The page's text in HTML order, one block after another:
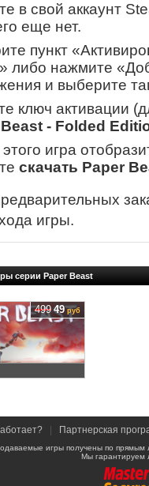
в свой аккаунт
еще нет.
пункт
либо нажмите
и выберите
ключ активации
- Folded
игра
скачать Paper
игры.
серии Paper Beast
499 49руб
Партнерская
игры получены по
Мы гарантируем